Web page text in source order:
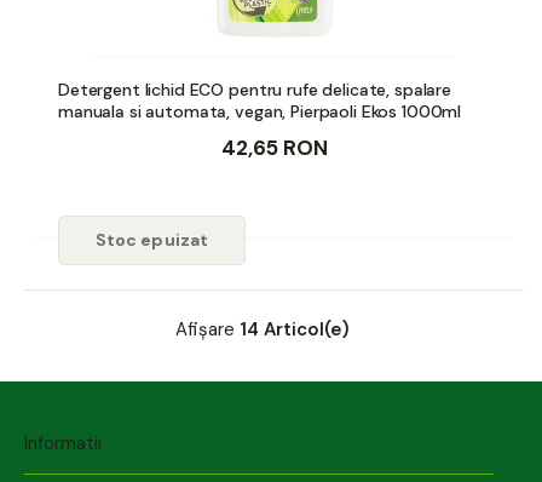
Detergent lichid ECO pentru rufe delicate, spalare
manuala si automata, vegan, Pierpaoli Ekos 1000ml
42,65 RON
Stoc epuizat
Afișare 14 Articol(e)
Informatii